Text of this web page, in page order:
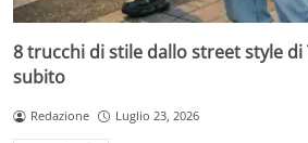
8 trucchi di stile dallo street style di
subito
Redazione Luglio 23, 2026